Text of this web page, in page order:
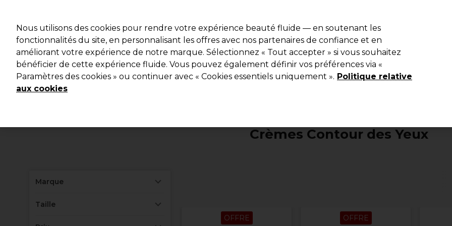
Rechercher
Marques Bons plans Coiffure Electro et Matériel Equipement de salon Beauté Hommes Les
Livraison et délais
Crèmes Contour des Yeux
Marque
Taille
OFFRE OFFRE
Nous utilisons des cookies pour rendre votre expérience beauté fluide — en soutenant les
fonctionnalités du site, en personnalisant les offres avec nos partenaires de confiance et en
améliorant votre expérience de notre marque. Sélectionnez « Tout accepter » si vous souhaitez
bénéficier de cette expérience fluide. Vous pouvez également définir vos préférences via «
Paramètres des cookies » ou continuer avec « Cookies essentiels uniquement ». Politique relative
aux cookies